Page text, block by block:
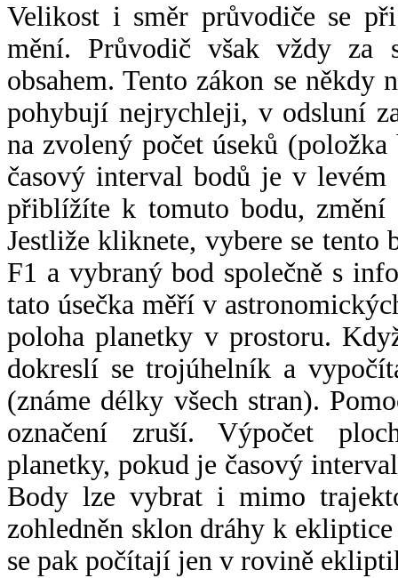
Velikost i směr průvodiče se
mění. Průvodič však vždy za
obsahem. Tento zákon se někdy
pohybují nejrychleji, v odsluní
na zvolený počet úseků
časový interval bodů je v
přiblížíte k tomuto bodu,
Jestliže kliknete, vybere se tento
F1 a vybraný bod společně s
tato úsečka měří v
poloha planetky v prostoru.
dokreslí se trojúhelník a
(známe délky všech stran).
označení zruší. Výpočet
planetky, pokud je časový
Body lze vybrat i mimo
zohledněn sklon dráhy k
se pak počítají jen v rovině